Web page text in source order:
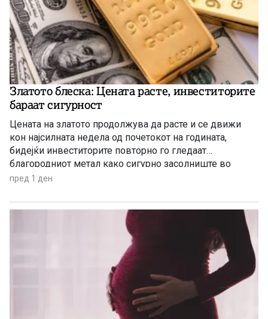
Златото блеска: Цената расте, инвеститорите
бараат сигурност
Цената на златото продолжува да расте и се движи
кон најсилната недела од почетокот на годината,
бидејќи инвеститорите повторно го гледаат
благородниот метал како сигурно засолниште во
услови на глобална економска неизвесност.
пред 1 ден